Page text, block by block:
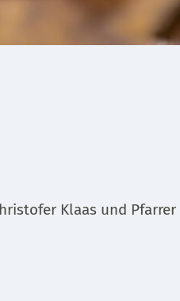
Klaas und